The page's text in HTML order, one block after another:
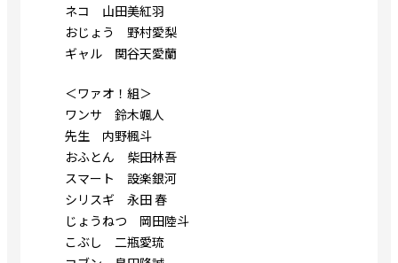
ネコ 山田美紅羽
おじょう 野村愛梨
ギャル 関谷天愛蘭
＜ワァオ！組＞
ワンサ 鈴木颯人
先生 内野楓斗
おふとん 柴田林吾
スマート 設楽銀河
シリスギ 永田 春
じょうねつ 岡田陸斗
こぶし 二瓶愛琉